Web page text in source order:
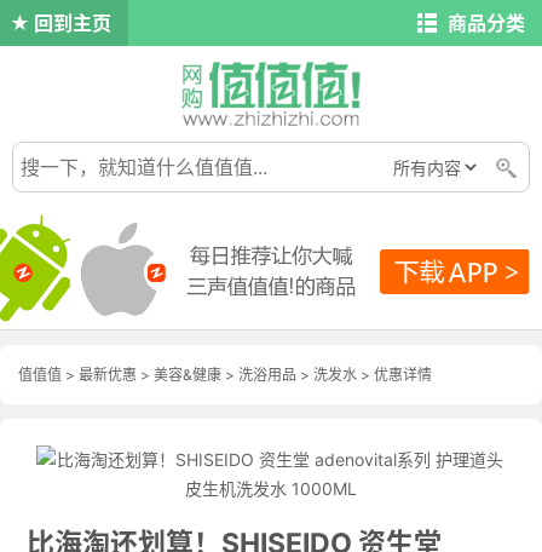
回到主页 商品分类
值值值 > 最新优惠 > 美容&健康 > 洗浴用品 > 洗发水 > 优惠详情
比海淘还划算！SHISEIDO 资生堂